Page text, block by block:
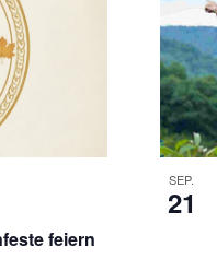
feiern
SEP.
21